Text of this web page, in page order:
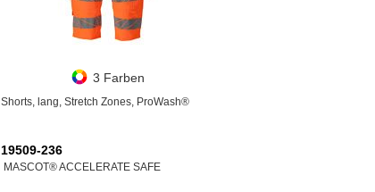
3 Farben
Shorts, lang, Stretch Zones, ProWash®
19509-236
MASCOT® ACCELERATE SAFE